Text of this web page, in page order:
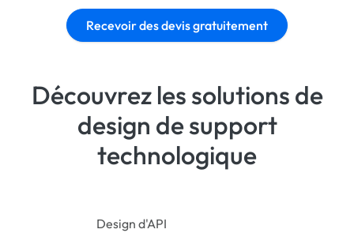
Recevoir des devis gratuitement
Découvrez les solutions de
design de support
technologique
Design d'API